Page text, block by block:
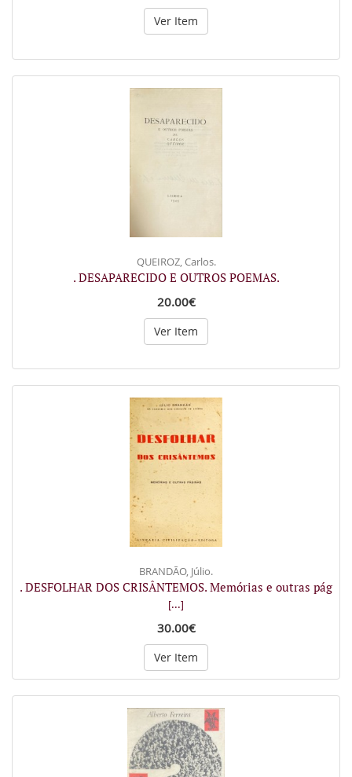
Ver Item
QUEIROZ, Carlos.
. DESAPARECIDO E OUTROS POEMAS.
20.00€
Ver Item
BRANDÃO, Júlio.
. DESFOLHAR DOS CRISÂNTEMOS. Memórias e outras pág
[...]
30.00€
Ver Item